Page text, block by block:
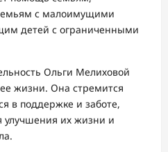
с малоимущими
детей с ограниченными
Ольги Мелиховой
жизни. Она стремится
в поддержке и заботе,
улучшения их жизни и